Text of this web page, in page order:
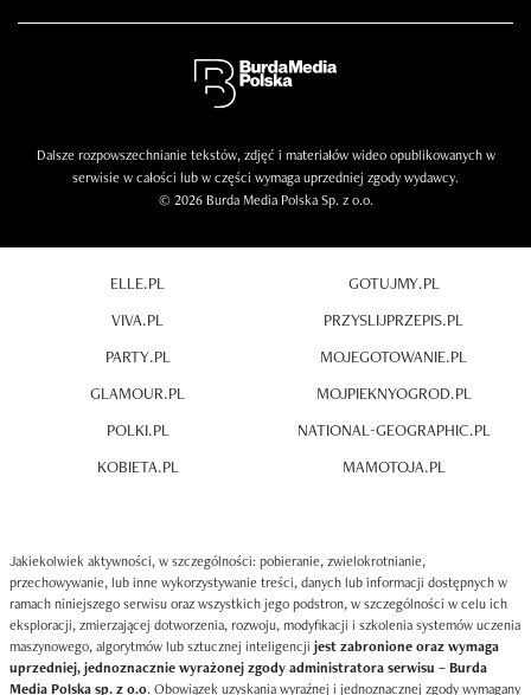
Dalsze rozpowszechnianie tekstów, zdjęć i materiałów wideo opublikowanych w
serwisie w całości lub w części wymaga uprzedniej zgody wydawcy.
© 2026 Burda Media Polska Sp. z o.o.
ELLE.PL
VIVA.PL
PARTY.PL
GLAMOUR.PL
POLKI.PL
KOBIETA.PL
GOTUJMY.PL
PRZYSLIJPRZEPIS.PL
MOJEGOTOWANIE.PL
MOJPIEKNYOGROD.PL
NATIONAL-GEOGRAPHIC.PL
MAMOTOJA.PL
Jakiekolwiek aktywności, w szczególności: pobieranie, zwielokrotnianie,
przechowywanie, lub inne wykorzystywanie treści, danych lub informacji dostępnych w
ramach niniejszego serwisu oraz wszystkich jego podstron, w szczególności w celu ich
eksploracji, zmierzającej dotworzenia, rozwoju, modyfikacji i szkolenia systemów uczenia
maszynowego, algorytmów lub sztucznej inteligencji jest zabronione oraz wymaga
uprzedniej, jednoznacznie wyrażonej zgody administratora serwisu – Burda
Media Polska sp. z o.o. Obowiązek uzyskania wyraźnej i jednoznacznej zgody wymagany